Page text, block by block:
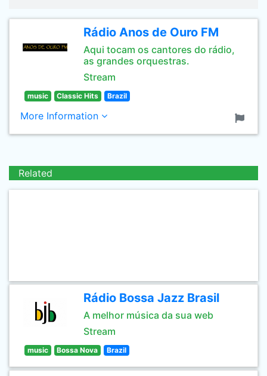
Rádio Anos de Ouro FM
Aqui tocam os cantores do rádio,
as grandes orquestras.
Stream
music Classic Hits Brazil
More Information
Related
Rádio Bossa Jazz Brasil
A melhor música da sua web
Stream
music Bossa Nova Brazil